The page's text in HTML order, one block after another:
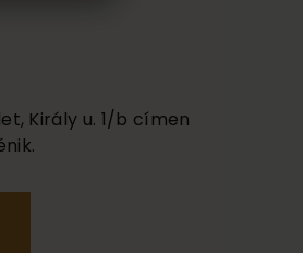
Király u. 1/b címen